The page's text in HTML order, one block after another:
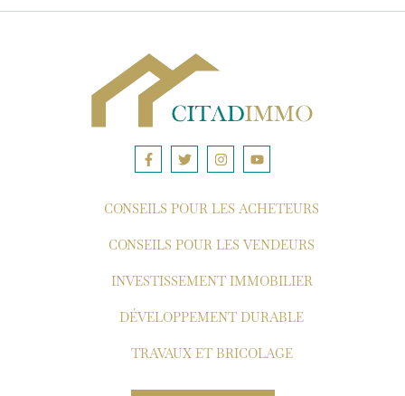
CONSEILS POUR LES ACHETEURS
CONSEILS POUR LES VENDEURS
INVESTISSEMENT IMMOBILIER
DÉVELOPPEMENT DURABLE
TRAVAUX ET BRICOLAGE